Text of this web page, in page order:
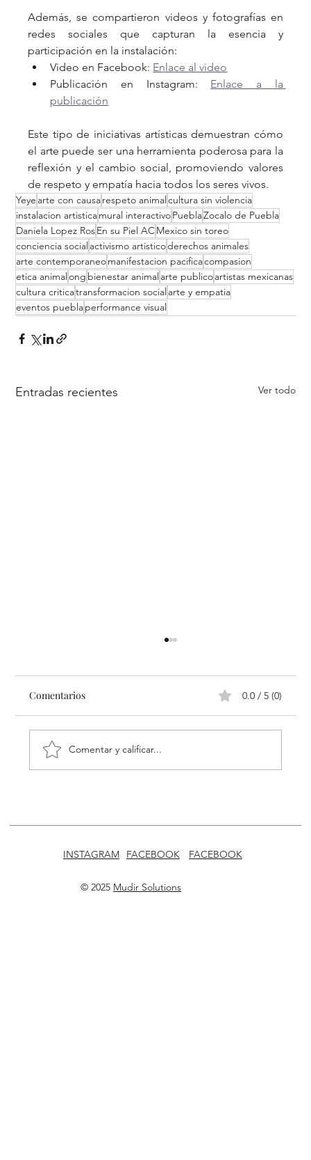
Además, se compartieron videos y fotografías en
redes sociales que capturan la esencia y
participación en la instalación:
Video en Facebook: Enlace al video
Publicación en Instagram: Enlace a la
publicación
Este tipo de iniciativas artísticas demuestran cómo
el arte puede ser una herramienta poderosa para la
reflexión y el cambio social, promoviendo valores
de respeto y empatía hacia todos los seres vivos.
Yeye arte con causarespeto animalcultura sin violencia
instalacion artisticamural interactivoPueblaZocalo de Puebla
Daniela Lopez RosEn su Piel ACMexico sin toreo
conciencia social activismo artisticoderechos animales
arte contemporaneomanifestacion pacificacompasion
etica animalong bienestar animal arte publicoartistas mexicanas
cultura criticatransformacion social arte y empatia
eventos pueblaperformance visual
Entradas recientes Ver todo
Comentarios 0.0 / 5 (0)
Comentar y calificar...
© 2025 Mudir Solutions
INSTAGRAM FACEBOOK FACEBOOK